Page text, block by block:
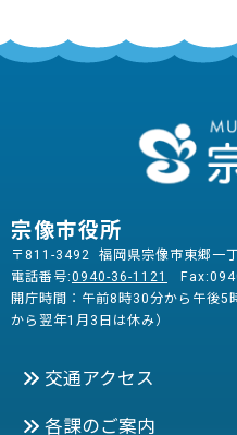
宗像市役所
〒811-3492 福岡県宗像市東郷一
電話番号:0940-36-1121
開庁時間：午前8時30分から午後5
から翌年1月3日は休み）
交通アクセス
各課のご案内